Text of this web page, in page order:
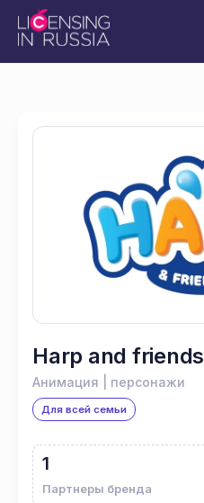
Harp and friends
Анимация | персонажи
Для всей семьи
1
Партнеры бренда